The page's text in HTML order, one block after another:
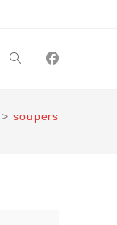
Toggle
website
> soupers